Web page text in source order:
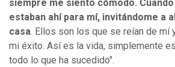
siempre me siento cómodo.
estaban ahí para mí, invitándome a
casa. Ellos son los que se reían de mí
mi éxito. Así es la vida, simplemente
todo lo que ha sucedido".